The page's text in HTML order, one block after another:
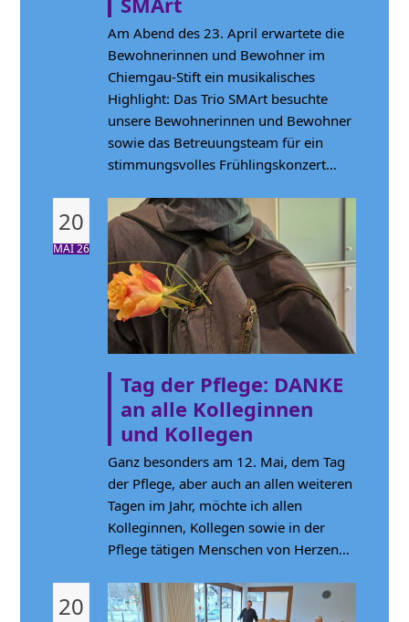
Am Abend des 23. April erwartete die
Bewohnerinnen und Bewohner im
Chiemgau-Stift ein musikalisches
Highlight: Das Trio SMArt besuchte
unsere Bewohnerinnen und Bewohner
sowie das Betreuungsteam für ein
stimmungsvolles Frühlingskonzert…
20
MAI 26
Tag der Pflege: DANKE
an alle Kolleginnen
und Kollegen
Ganz besonders am 12. Mai, dem Tag
der Pflege, aber auch an allen weiteren
Tagen im Jahr, möchte ich allen
Kolleginnen, Kollegen sowie in der
Pflege tätigen Menschen von Herzen…
20